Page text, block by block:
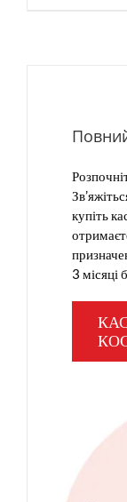
купіть
3 місяці